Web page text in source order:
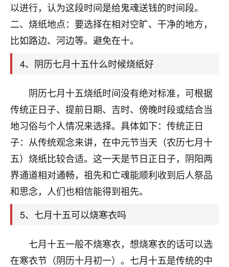
以进行，认为这段时间是给鬼魂送钱的时间段。
二、烧纸地点：要选择在相对空旷、干净的地方，
比如路边、河边等。避免在十。
4、阴历七月十五什么时候烧纸好
阴历七月十五烧纸时间没有绝对标准，可根据
传统正日子、提前日期、吉时、傍晚时段或结合当
地习俗与个人情况来选择。具体如下：传统正日
子：从传统观念来讲，在中元节当天（农历七月十
五）烧纸比较合适。这一天是节日正日子，阴阳两
界通道相对通畅，祖先和亡魂能顺利收到后人祭品
和思念，人们也相信能得到祖先。
5、七月十五可以烧寒衣吗
七月十五一般不烧寒衣，想烧寒衣的话可以选
在寒衣节（阴历十月初一）。七月十五是传统的中
鹿森：你可以找老师看看，人有时不服命不行
啊！
太阳当空赵：我也做餐饮的，生意不算大，但
是我从找店开始都是找慧来老师跟进的，选
址、风水、还有开业日子，哪哪都看了，虽然
大环境不好，但是我家生意还可以，前几天又
2小时前 来自海南 18
梦醒时分
我女儿高二叛逆，大半年不上学，一说她就要死要活
的，把我们两口子愁的不行，朋友给我推荐的慧来老
师，一开始我是病急乱投医，这半年来，法事一个个
做完，我女儿跟变了个人一样，不期望她能考多好的
大学，只要能安安稳稳的把书读了，身体心理都健健
3小时前 来自河北 16